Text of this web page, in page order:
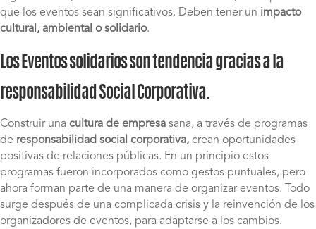
que los eventos sean significativos. Deben tener un impacto
cultural, ambiental o solidario.
Los Eventos solidarios son tendencia gracias a la
responsabilidad Social Corporativa.
Construir una cultura de empresa sana, a través de programas
de responsabilidad social corporativa, crean oportunidades
positivas de relaciones públicas. En un principio estos
programas fueron incorporados como gestos puntuales, pero
ahora forman parte de una manera de organizar eventos. Todo
surge después de una complicada crisis y la reinvención de los
organizadores de eventos, para adaptarse a los cambios.